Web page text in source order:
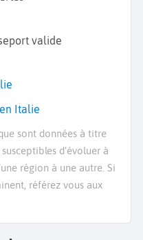
valide
Italie
sont données à titre
d’évoluer à
région à une autre. Si
référez vous aux